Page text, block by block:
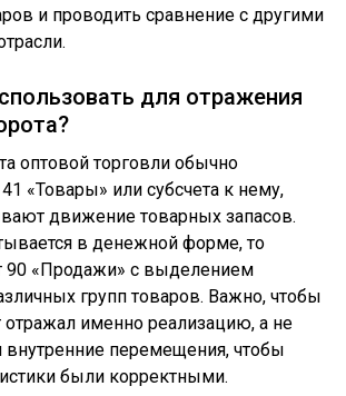
и проводить сравнение с другими
для отражения
оптовой торговли обычно
«Товары» или субсчета к нему,
движение товарных запасов.
в денежной форме, то
90 «Продажи» с выделением
групп товаров. Важно, чтобы
именно реализацию, а не
внутренние перемещения, чтобы
были корректными.